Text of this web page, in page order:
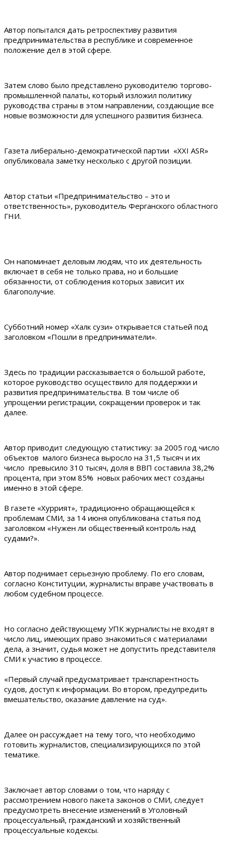
Автор попытался дать ретроспективу развития
предпринимательства в республике и современное
положение дел в этой сфере.
Затем слово было представлено руководителю торгово-
промышленной палаты, который изложил политику
руководства страны в этом направлении, создающие все
новые возможности для успешного развития бизнеса.
Газета либерально-демократической партии «ХХI ASR»
опубликовала заметку несколько с другой позиции.
Автор статьи «Предпринимательство – это и
ответственность», руководитель Ферганского областного
ГНИ.
Он напоминает деловым людям, что их деятельность
включает в себя не только права, но и большие
обязанности, от соблюдения которых зависит их
благополучие.
Субботний номер «Халк сузи» открывается статьей под
заголовком «Пошли в предприниматели».
Здесь по традиции рассказывается о большой работе,
которое руководство осуществило для поддержки и
развития предпринимательства. В том числе об
упрощении регистрации, сокращении проверок и так
далее.
Автор приводит следующую статистику: за 2005 год число
объектов малого бизнеса выросло на 31,5 тысяч и их
число превысило 310 тысяч, доля в ВВП составила 38,2%
процента, при этом 85% новых рабочих мест созданы
именно в этой сфере.
В газете «Хуррият», традиционно обращающейся к
проблемам СМИ, за 14 июня опубликована статья под
заголовком «Нужен ли общественный контроль над
судами?».
Автор поднимает серьезную проблему. По его словам,
согласно Конституции, журналисты вправе участвовать в
любом судебном процессе.
Но согласно действующему УПК журналисты не входят в
число лиц, имеющих право знакомиться с материалами
дела, а значит, судья может не допустить представителя
СМИ к участию в процессе.
«Первый случай предусматривает транспарентность
судов, доступ к информации. Во втором, предупредить
вмешательство, оказание давление на суд».
Далее он рассуждает на тему того, что необходимо
готовить журналистов, специализирующихся по этой
тематике.
Заключает автор словами о том, что наряду с
рассмотрением нового пакета законов о СМИ, следует
предусмотреть внесение изменений в Уголовный
процессуальный, гражданский и хозяйственный
процессуальные кодексы.